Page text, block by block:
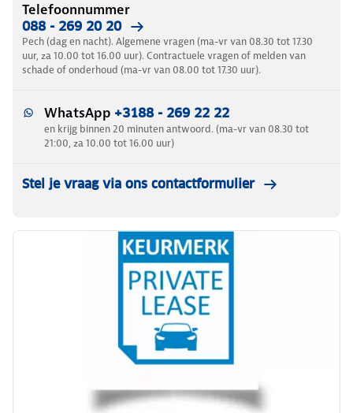
Telefoonnummer
088 - 269 20 20
Pech (dag en nacht). Algemene vragen (ma-vr van 08.30 tot 17.30
uur, za 10.00 tot 16.00 uur). Contractuele vragen of melden van
schade of onderhoud (ma-vr van 08.00 tot 17.30 uur).
WhatsApp +3188 - 269 22 22
en krijg binnen 20 minuten antwoord. (ma-vr van 08.30 tot
21:00, za 10.00 tot 16.00 uur)
Stel je vraag via ons contactformulier